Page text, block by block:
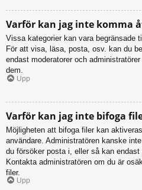
Varför kan jag inte komma
Vissa kategorier kan vara begränsade
För att visa, läsa, posta, osv. kan du
endast moderatorer och
dem.
Upp
Varför kan jag inte bifoga
Möjligheten att bifoga filer kan
användare. Administratören kanske
du försöker posta i, eller så kan endast
Kontakta administratören om du är
filer.
Upp